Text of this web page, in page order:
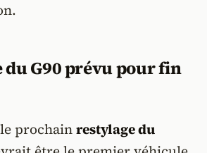
du G90 prévu pour fin
prochainrestylage du